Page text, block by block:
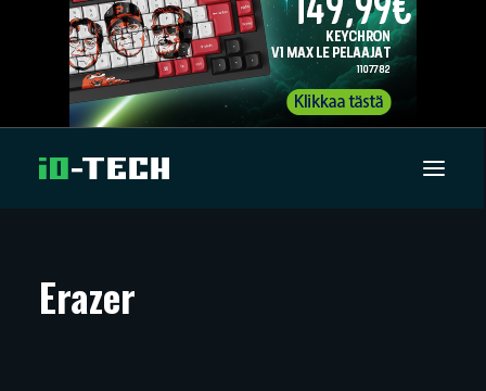
ARTIKKELIT
Erazer